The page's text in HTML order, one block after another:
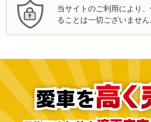
当サイトのご利用により
ることは一切ございません